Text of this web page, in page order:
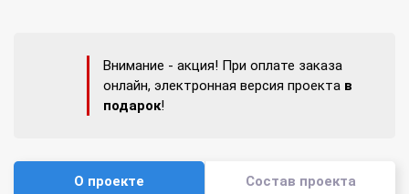
Внимание - акция! При оплате заказа
онлайн, электронная версия проекта в
подарок!
О проекте Состав проекта